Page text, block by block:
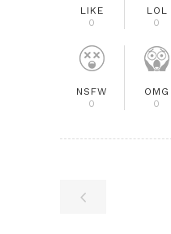
LIKE
0
LOL
0
NSFW
0
OMG
0